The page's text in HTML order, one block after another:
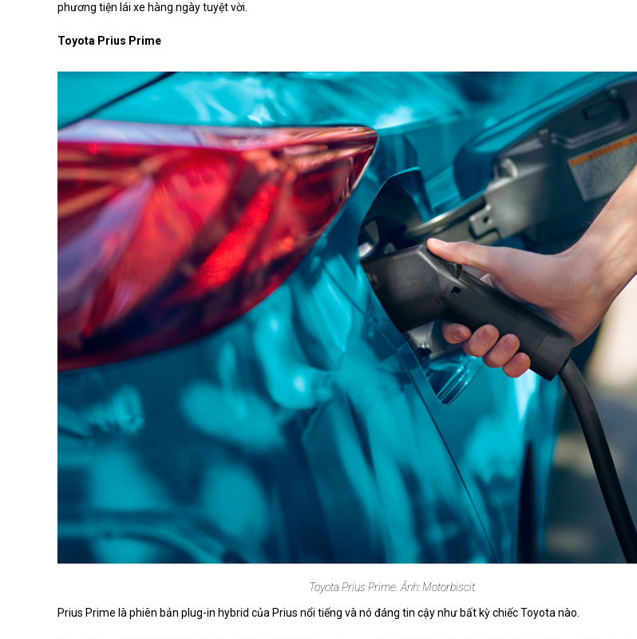
phương tiện lái xe hàng ngày tuyệt vời.
Toyota Prius Prime
Toyota Prius Prime. Ảnh: Motorbiscit.
Prius Prime là phiên bản plug-in hybrid của Prius nổi tiếng và nó đáng tin cậy như bất kỳ chiếc Toyota nào.